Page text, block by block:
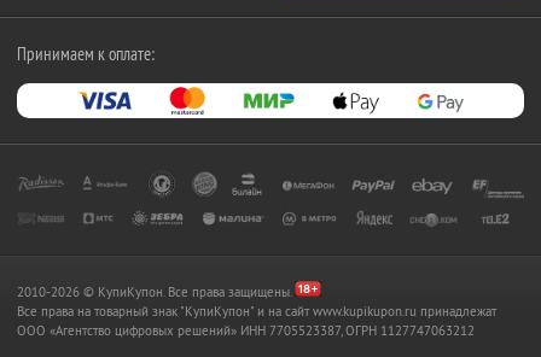
Принимаем к оплате:
2010-2026 © КупиКупон. Все права защищены.
Все права на товарный знак "КупиКупон" и на сайт www.kupikupon.ru принадлежат
OOO «Агентство цифровых решений» ИНН 7705523387, ОГРН 1127747063212